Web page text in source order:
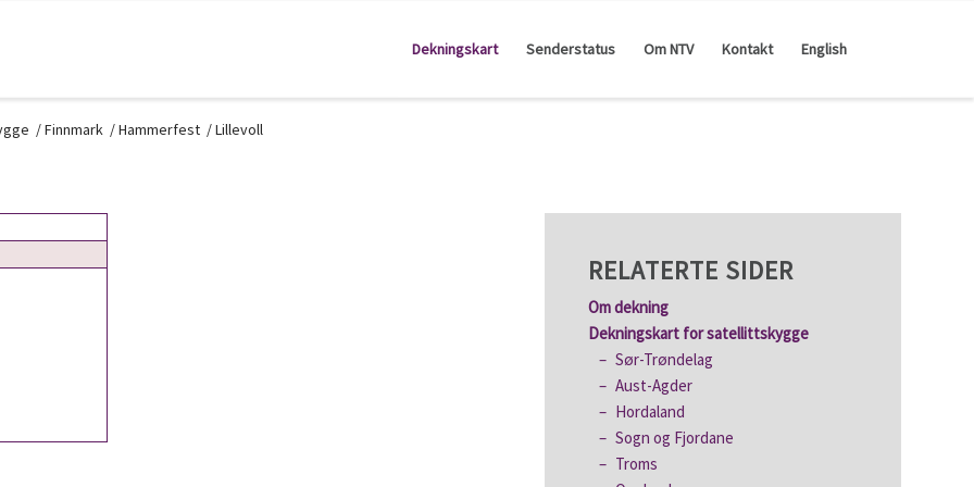
Dekningskart Senderstatus Om NTV Kontakt English
/Finnmark /Hammerfest /Lillevoll
RELATERTE SIDER
Om dekning
Dekningskart for satellittskygge
Sør-Trøndelag
Aust-Agder
Hordaland
Sogn og Fjordane
Troms